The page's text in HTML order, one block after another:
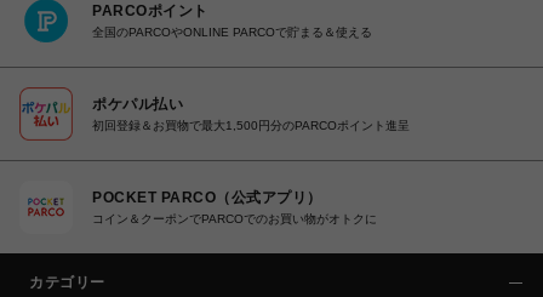
PARCOポイント
全国のPARCOやONLINE PARCOで貯まる＆使える
ポケパル払い
初回登録＆お買物で最大1,500円分のPARCOポイント進呈
POCKET PARCO（公式アプリ）
コイン＆クーポンでPARCOでのお買い物がオトクに
カテゴリー